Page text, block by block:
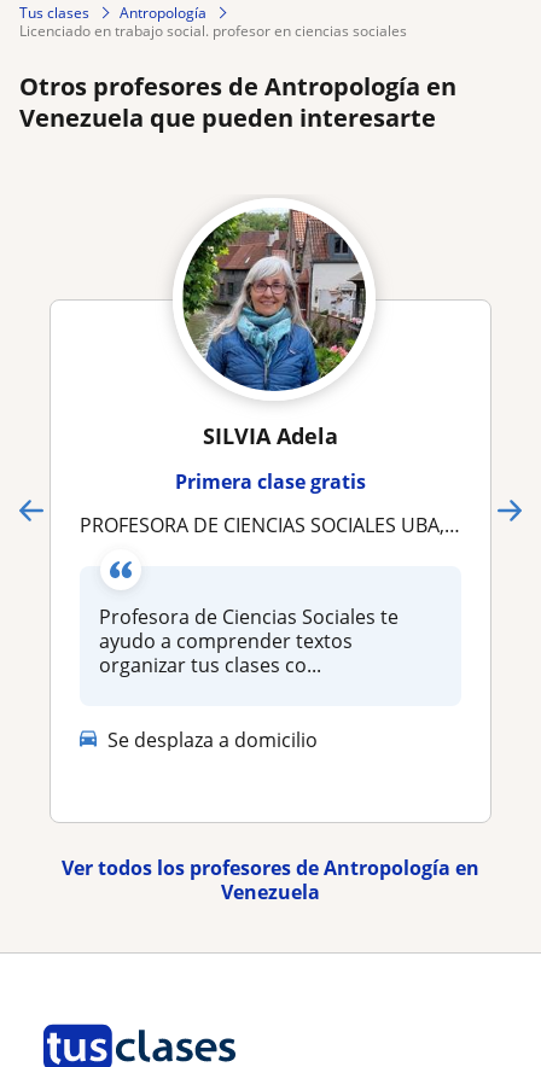
Tus clases
Antropología
licenciado en trabajo social. profesor en ciencias sociales
Otros profesores de Antropología en
Venezuela que pueden interesarte
SILVIA Adela
Primera clase gratis
PROFESORA DE CIENCIAS SOCIALES UBA, APOYO ESCOLAR SECUNDARIO Y UNIVERSITARIO
Profesora de Ciencias Sociales te
ayudo a comprender textos
organizar tus clases co...
Se desplaza a domicilio
Ver todos los profesores de Antropología en
Venezuela